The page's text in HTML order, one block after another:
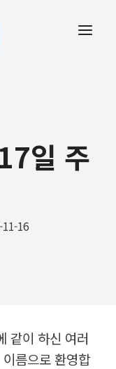
일 주
16
같이 하신 여러
름으로 환영합